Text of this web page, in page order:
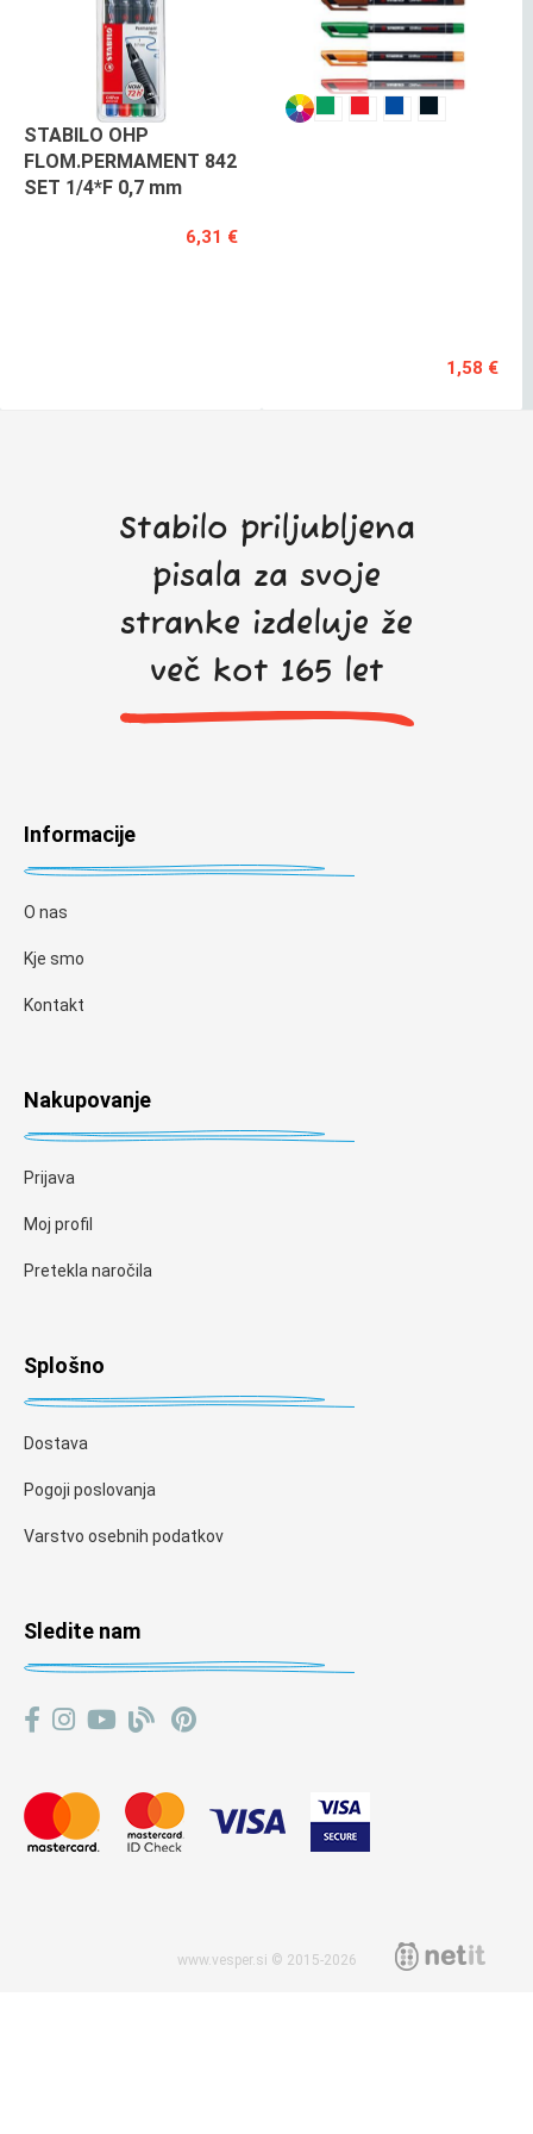
STABILO OHP
FLOM.PERMAMENT 842
SET 1/4*F 0,7 mm
6,31 €
1,58 €
Stabilo priljubljena
pisala za svoje
stranke izdeluje že
več kot 165 let
Informacije
O nas
Kje smo
Kontakt
Nakupovanje
Prijava
Moj profil
Pretekla naročila
Splošno
Dostava
Pogoji poslovanja
Varstvo osebnih podatkov
Sledite nam
www.vesper.si © 2015-2026